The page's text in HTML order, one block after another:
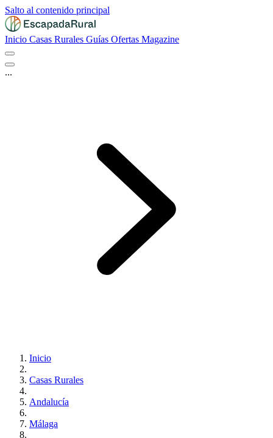
Salto al contenido principal
Inicio Casas Rurales Guías Ofertas Magazine
...
Inicio
Casas Rurales
Andalucía
Málaga